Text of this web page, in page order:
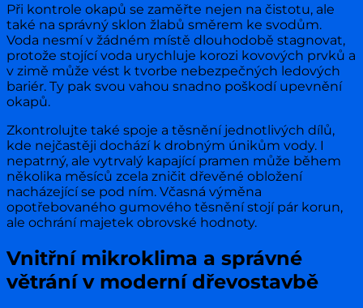
Při kontrole okapů se zaměřte nejen na čistotu, ale
také na správný sklon žlabů směrem ke svodům.
Voda nesmí v žádném místě dlouhodobě stagnovat,
protože stojící voda urychluje korozi kovových prvků a
v zimě může vést k tvorbe nebezpečných ledových
bariér. Ty pak svou vahou snadno poškodí upevnění
okapů.
Zkontrolujte také spoje a těsnění jednotlivých dílů,
kde nejčastěji dochází k drobným únikům vody. I
nepatrný, ale vytrvalý kapající pramen může během
několika měsíců zcela zničit dřevěné obložení
nacházející se pod ním. Včasná výměna
opotřebovaného gumového těsnění stojí pár korun,
ale ochrání majetek obrovské hodnoty.
Vnitřní mikroklima a správné
větrání v moderní dřevostavbě